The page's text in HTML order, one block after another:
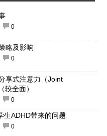
0
略及影响
0
享式注意力（Joint
较全面）
0
生ADHD带来的问题
0